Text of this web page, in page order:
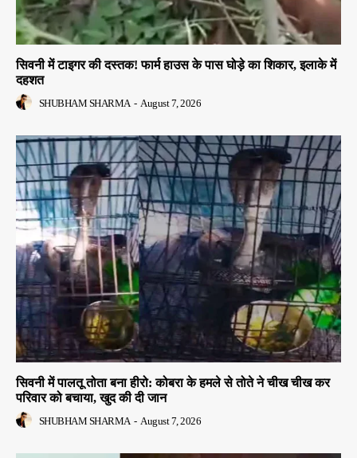
सिवनी में टाइगर की दस्तक! फार्म हाउस के पास घोड़े का शिकार, इलाके में
दहशत
SHUBHAM SHARMA - August 7, 2026
सिवनी में पालतू तोता बना हीरो: कोबरा के हमले से तोते ने चीख चीख कर
परिवार को बचाया, खुद की दी जान
SHUBHAM SHARMA - August 7, 2026